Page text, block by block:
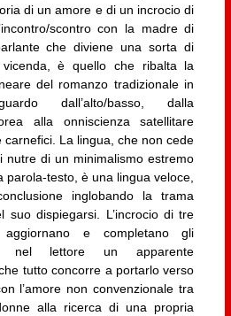
di un amore e di un incrocio di
scontro con la madre di
che diviene una sorta di
è quello che ribalta la
del romanzo tradizionale in
dall’alto/basso, dalla
alla onniscienza satellitare
carnefici. La lingua, che non cede
nutre di un minimalismo estremo
parola-testo, è una lingua veloce,
inglobando la trama
suo dispiegarsi. L’incrocio di tre
e completano gli
nel lettore un apparente
tutto concorre a portarlo verso
l’amore non convenzionale tra
alla ricerca di una propria